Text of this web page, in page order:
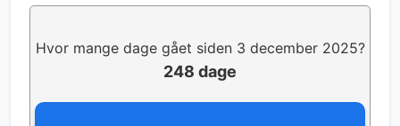
Hvor mange dage gået siden 3 december 2025?
248 dage